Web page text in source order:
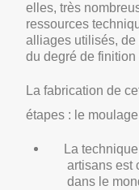
elles, très
ressources
alliages utilisés, de
du degré de finition
La fabrication de
étapes : le
La
artisans est
dans le